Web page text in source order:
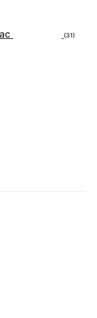
(31)